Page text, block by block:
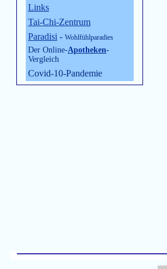
Links
Tai-Chi-Zentrum
Paradisi - Wohlfühlparadies
Der Online-Apotheken-
Vergleich
Covid-10-Pandemie